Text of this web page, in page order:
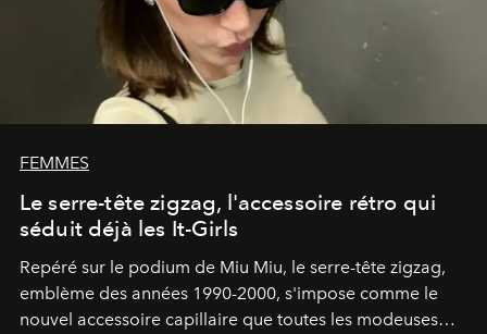
FEMMES
Le serre-tête zigzag, l'accessoire rétro qui
séduit déjà les It-Girls
Repéré sur le podium de Miu Miu, le serre-tête zigzag,
emblème des années 1990-2000, s'impose comme le
nouvel accessoire capillaire que toutes les modeuses